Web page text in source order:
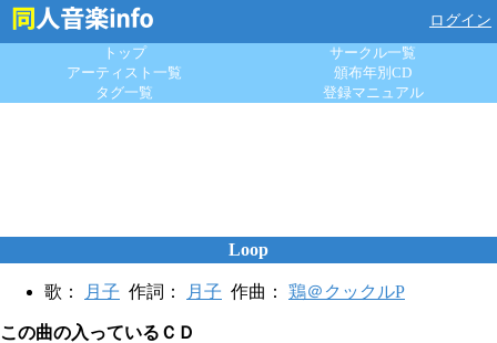
ログイン
トップ
サークル一覧
アーティスト一覧
頒布年別CD
タグ一覧
登録マニュアル
Loop
歌： 月子 作詞： 月子 作曲： 鶏＠クックルP
この曲の入っているＣＤ